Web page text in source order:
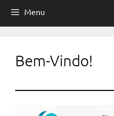
Menu
Bem-Vindo!